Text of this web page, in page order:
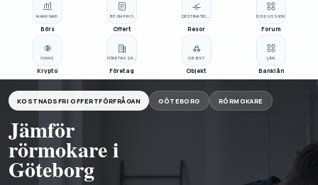
OBJEKT
Objekt
BE OM PRIS
Offert
Företag
LÅN
Banklån
MARKNAD
Börs Resor
COINS
Krypto
DISKUSSION
Forum
KOSTNADSFRI OFFERTFÖRFRÅGAN GÖTEBORG RÖRMOKARE
Jämför
rörmokare i
Göteborg